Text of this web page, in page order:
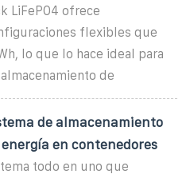
LiFePO4 ofrece
flexibles que
lo que lo hace ideal para
de
de almacenamiento
energía en contenedores
todo en uno que